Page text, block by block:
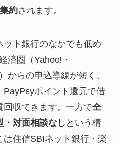
約されます。
ト銀行のなかでも低め
済圏（Yahoo!・
からの申込導線が短く、
PayPayポイント還元で借
回収できます。一方で全
・対面相談なし という構
住信SBIネット銀行・楽